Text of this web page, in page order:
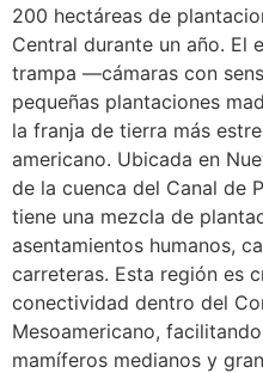
200 hectáreas de
Central durante un año. El
trampa —cámaras con
pequeñas plantaciones
la franja de tierra más
americano. Ubicada en
de la cuenca del Canal de
tiene una mezcla de
asentamientos humanos,
carreteras. Esta región es
conectividad dentro del
Mesoamericano,
mamíferos medianos y